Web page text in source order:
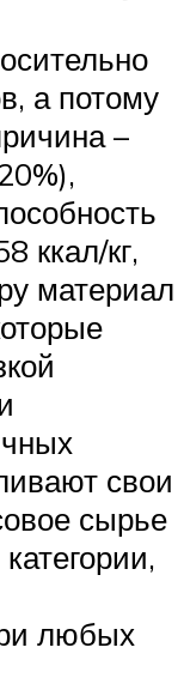
а потому
–
ккал/кг,
материал
свои
сырье
любых